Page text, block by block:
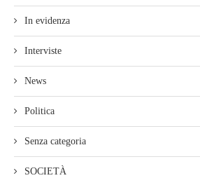
In evidenza
Interviste
News
Politica
Senza categoria
SOCIETÀ